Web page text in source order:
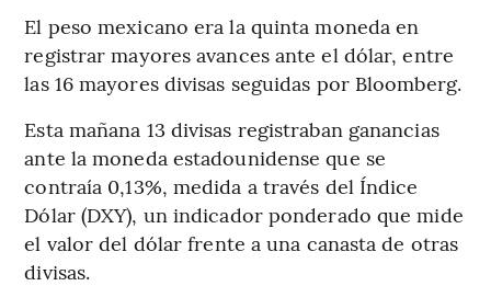
El peso mexicano era la quinta moneda en
registrar mayores avances ante el dólar, entre
las 16 mayores divisas seguidas por Bloomberg.
Esta mañana 13 divisas registraban ganancias
ante la moneda estadounidense que se
contraía 0,13%, medida a través del Índice
Dólar (DXY), un indicador ponderado que mide
el valor del dólar frente a una canasta de otras
divisas.